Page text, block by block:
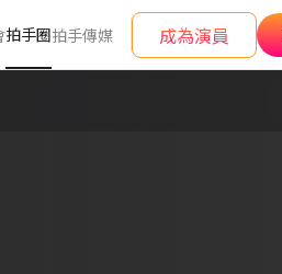
拍手圈拍手傳媒 成為演員